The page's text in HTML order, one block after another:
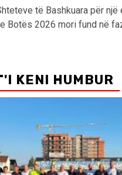
të Bashkuara për
Botës 2026 mori fund në
KENI HUMBUR